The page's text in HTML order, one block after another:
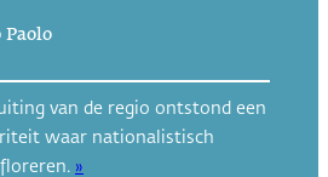
Paolo
van de regio ontstond een
waar nationalistisch
»